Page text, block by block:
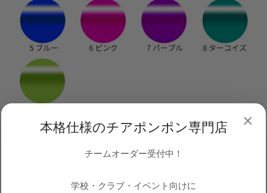
×
本格仕様のチアポンポン専門店
チームオーダー受付中！
学校・クラブ・イベント向けに